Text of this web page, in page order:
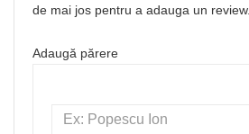
de mai jos pentru a adauga un review.
Adaugă părere